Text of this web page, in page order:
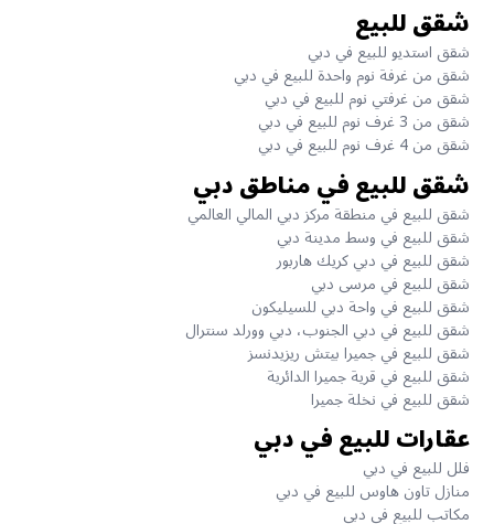
شقق للبيع
شقق استديو للبيع في دبي
شقق من غرفة نوم واحدة للبيع في دبي
شقق من غرفتي نوم للبيع في دبي
شقق من 3 غرف نوم للبيع في دبي
شقق من 4 غرف نوم للبيع في دبي
شقق للبيع في مناطق دبي
شقق للبيع في منطقة مركز دبي المالي العالمي
شقق للبيع في وسط مدينة دبي
شقق للبيع في دبي كريك هاربور
شقق للبيع في مرسى دبي
شقق للبيع في واحة دبي للسيليكون
شقق للبيع في دبي الجنوب، دبي وورلد سنترال
شقق للبيع في جميرا بيتش ريزيدنسز
شقق للبيع في قرية جميرا الدائرية
شقق للبيع في نخلة جميرا
عقارات للبيع في دبي
فلل للبيع في دبي
منازل تاون هاوس للبيع في دبي
مكاتب للبيع في دبي